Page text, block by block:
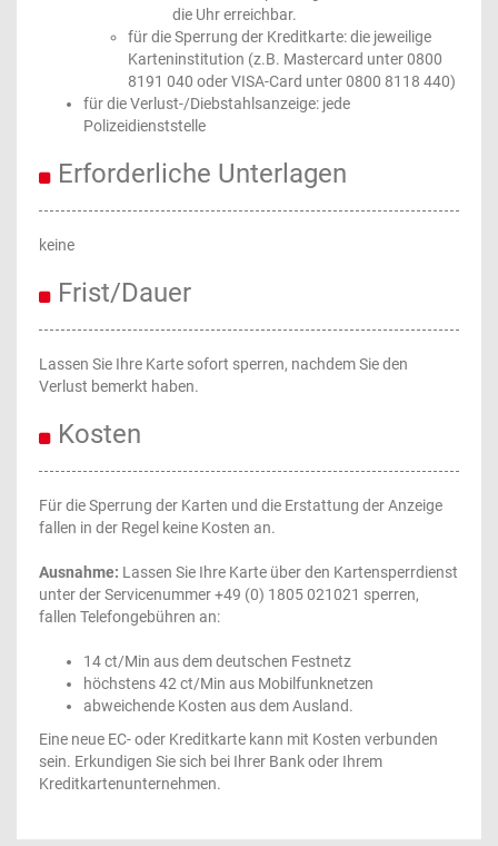
die Uhr erreichbar.
für die Sperrung der Kreditkarte: die jeweilige
Karteninstitution (z.B. Mastercard unter 0800
8191 040 oder VISA-Card unter 0800 8118 440)
für die Verlust-/Diebstahlsanzeige: jede
Polizeidienststelle
Erforderliche Unterlagen
keine
Frist/Dauer
Lassen Sie Ihre Karte sofort sperren, nachdem Sie den
Verlust bemerkt haben.
Kosten
Für die Sperrung der Karten und die Erstattung der Anzeige
fallen in der Regel keine Kosten an.
Ausnahme: Lassen Sie Ihre Karte über den Kartensperrdienst
unter der Servicenummer +49 (0) 1805 021021 sperren,
fallen Telefongebühren an:
14 ct/Min aus dem deutschen Festnetz
höchstens 42 ct/Min aus Mobilfunknetzen
abweichende Kosten aus dem Ausland.
Eine neue EC- oder Kreditkarte kann mit Kosten verbunden
sein. Erkundigen Sie sich bei Ihrer Bank oder Ihrem
Kreditkartenunternehmen.